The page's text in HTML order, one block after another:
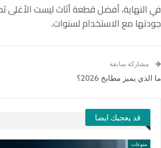
في النهاية، أفضل قطعة أثاث ليست الأغلى
جودتها مع الاستخدام لسنوات.
مشاركة سابقة
ما الذي يميز مطابخ 2026؟
قد يعجبك ايضا
منوعات